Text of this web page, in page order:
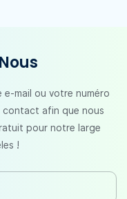
e-mail ou votre numéro
contact afin que nous
pour notre large
!